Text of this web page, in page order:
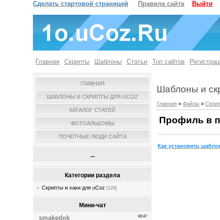
Сделать стартовой страницей Правила сайта Выйти
Главная Скрипты Шаблоны Статьи Топ сайтов
ГЛАВНАЯ
ШАБЛОНЫ И СКРИПТЫ ДЛЯ UCOZ
КАТАЛОГ СТАТЕЙ
ФОТОАЛЬБОМЫ
ПОЧЕТНЫЕ ЛЮДИ САЙТА
...
Категории раздела
Скрипты и хаки для uCoz [226]
Мини-чат
Шаблоны и
Главная »Файлы »
Профиль в
Как установить